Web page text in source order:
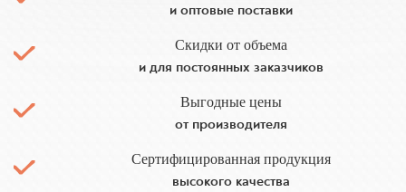
и оптовые поставки
Скидки от объема
и для постоянных заказчиков
Выгодные цены
от производителя
Сертифицированная продукция
высокого качества